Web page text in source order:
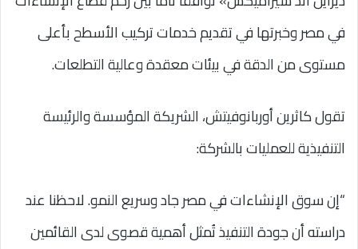
في مصر وخبرتها في تقديم خدمات تركيب الأسطح بأعلى
مستوى من الدقة في بيئات معقدة وعالية التطلعات.
تقول كاثرين أوربانوفيتش، الشريكة المؤسسة والرئيسة
التنفيذية للعمليات بالشركة:
“إن سوق الإنشاءات في مصر جاد وسريع النمو. لاحظنا عند
دراسته أن جودة التنفيذ تُمثل أهمية قصوى لدى القائمين